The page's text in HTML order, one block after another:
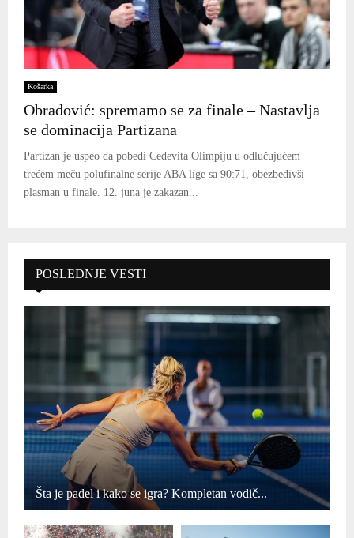
Košarka
Obradović: spremamo se za finale – Nastavlja
se dominacija Partizana
Partizan je uspeo da pobedi Cedevita Olimpiju u odlučujućem
trećem meču polufinalne serije ABA lige sa 90:71, obezbedivši
plasman u finale. 12. juna je zakazan...
POSLEDNJE VESTI
Šta je padel i kako se igra? Kompletan vodič...